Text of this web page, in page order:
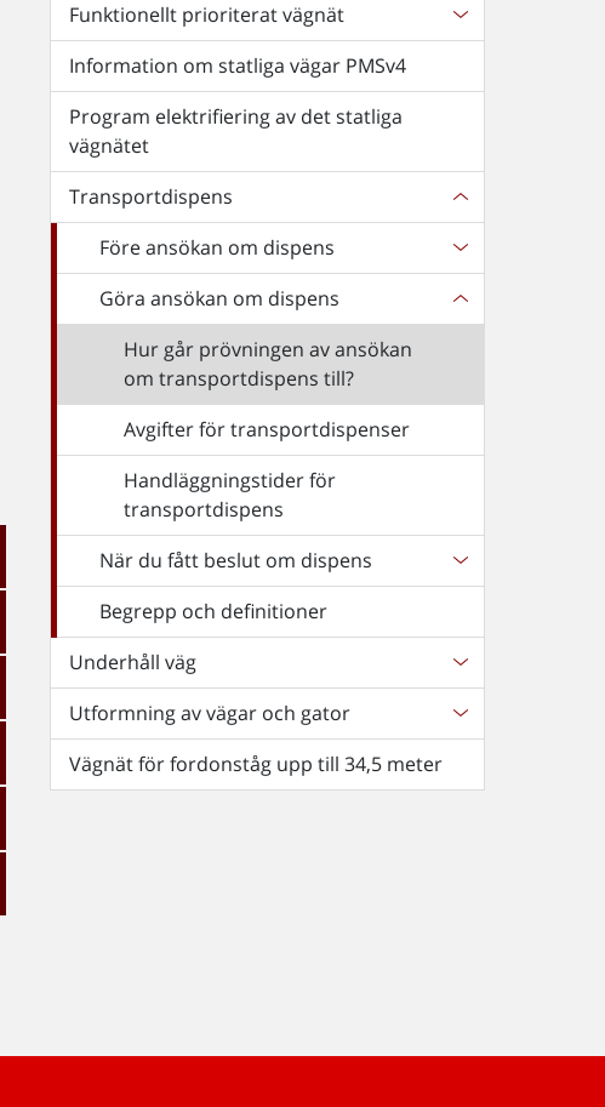
Funktionellt prioriterat vägnät
Information om statliga vägar PMSv4
Program elektrifiering av det statliga
vägnätet
Transportdispens
Före ansökan om dispens
Göra ansökan om dispens
Hur går prövningen av ansökan
om transportdispens till?
Avgifter för transportdispenser
Handläggningstider för
transportdispens
När du fått beslut om dispens
Begrepp och definitioner
Underhåll väg
Utformning av vägar och gator
Vägnät för fordonståg upp till 34,5 meter